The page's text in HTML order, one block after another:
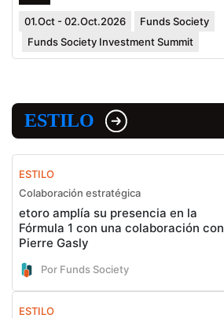
01.Oct - 02.Oct.2026
Funds Society
Funds Society Investment Summit
ESTILO
ESTILO
Colaboración estratégica
etoro amplía su presencia en la
Fórmula 1 con una colaboración con
Pierre Gasly
Por Funds Society
ESTILO